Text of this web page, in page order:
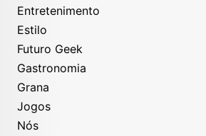
Entretenimento
Estilo
Futuro Geek
Gastronomia
Grana
Jogos
Nós